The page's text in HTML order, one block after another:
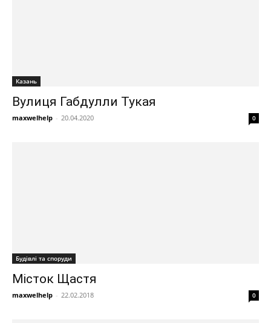
Казань
Вулиця Габдулли Тукая
maxwelhelp - 20.04.2020 0
Будівлі та споруди
Місток Щастя
maxwelhelp - 22.02.2018 0